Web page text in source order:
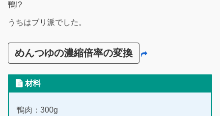
鴨!?
うちはブリ派でした。
めんつゆの濃縮倍率の変換
材料
鴨肉：300g